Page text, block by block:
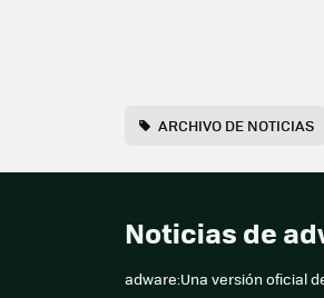
ARCHIVO DE NOTICIAS
Noticias de
adware:Una versión oficial